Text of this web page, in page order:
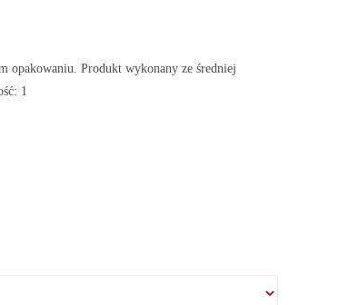
opakowaniu. Produkt wykonany ze średniej
1